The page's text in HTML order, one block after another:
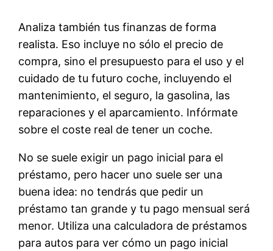
Analiza también tus finanzas de forma
realista. Eso incluye no sólo el precio de
compra, sino el presupuesto para el uso y el
cuidado de tu futuro coche, incluyendo el
mantenimiento, el seguro, la gasolina, las
reparaciones y el aparcamiento. Infórmate
sobre el coste real de tener un coche.
No se suele exigir un pago inicial para el
préstamo, pero hacer uno suele ser una
buena idea: no tendrás que pedir un
préstamo tan grande y tu pago mensual será
menor. Utiliza una calculadora de préstamos
para autos para ver cómo un pago inicial